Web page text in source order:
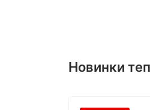
Новинки